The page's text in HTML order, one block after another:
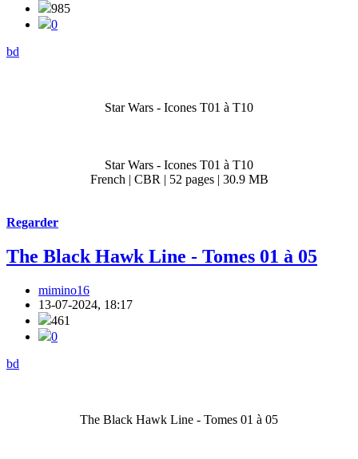
985
0
bd
Star Wars - Icones T01 à T10
Star Wars - Icones T01 à T10
French | CBR | 52 pages | 30.9 MB
Regarder
The Black Hawk Line - Tomes 01 à 05
mimino16
13-07-2024, 18:17
461
0
bd
The Black Hawk Line - Tomes 01 à 05